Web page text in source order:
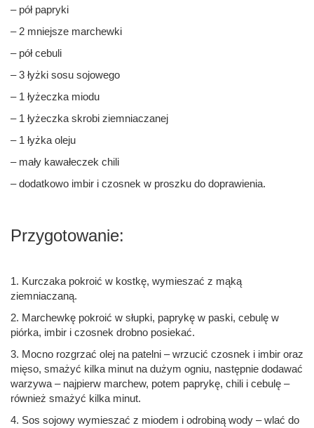
– pół papryki
– 2 mniejsze marchewki
– pół cebuli
– 3 łyżki sosu sojowego
– 1 łyżeczka miodu
– 1 łyżeczka skrobi ziemniaczanej
– 1 łyżka oleju
– mały kawałeczek chili
– dodatkowo imbir i czosnek w proszku do doprawienia.
Przygotowanie:
1. Kurczaka pokroić w kostkę, wymieszać z mąką
ziemniaczaną.
2. Marchewkę pokroić w słupki, paprykę w paski, cebulę w
piórka, imbir i czosnek drobno posiekać.
3. Mocno rozgrzać olej na patelni – wrzucić czosnek i imbir oraz
mięso, smażyć kilka minut na dużym ogniu, następnie dodawać
warzywa – najpierw marchew, potem paprykę, chili i cebulę –
również smażyć kilka minut.
4. Sos sojowy wymieszać z miodem i odrobiną wody – wlać do